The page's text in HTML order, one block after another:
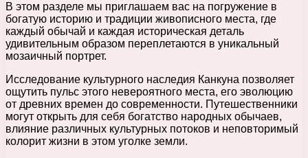
В этом разделе мы приглашаем вас на погружение в
богатую историю и традиции живописного места, где
каждый обычай и каждая историческая деталь
удивительным образом переплетаются в уникальный
мозаичный портрет.
Исследование культурного наследия Канкуна позволяет
ощутить пульс этого невероятного места, его эволюцию
от древних времен до современности. Путешественники
могут открыть для себя богатство народных обычаев,
влияние различных культурных потоков и неповторимый
колорит жизни в этом уголке земли.